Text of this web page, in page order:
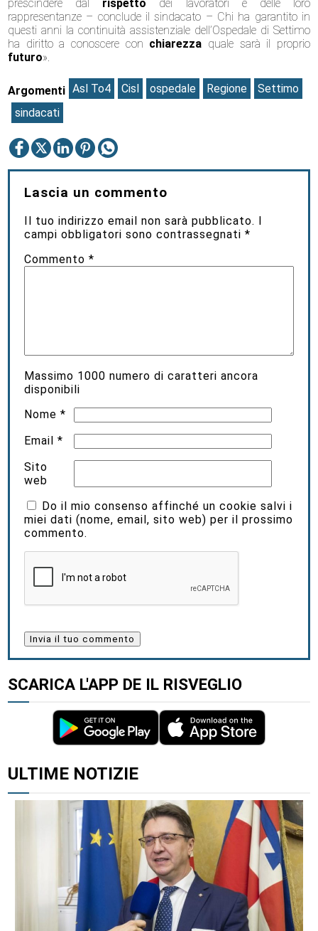
prescindere dal rispetto dei lavoratori e delle loro
rappresentanze – conclude il sindacato – Chi ha garantito in
questi anni la continuità assistenziale dell’Ospedale di Settimo
ha diritto a conoscere con chiarezza quale sarà il proprio
futuro».
Argomenti Asl To4 Cisl ospedale Regione
Settimo
sindacati
Lascia un commento
Il tuo indirizzo email non sarà pubblicato. I
campi obbligatori sono contrassegnati*
Commento*
Massimo 1000 numero di caratteri ancora
disponibili
Nome*
Email*
Sito
web
Do il mio consenso affinché un cookie salvi i
miei dati (nome, email, sito web) per il prossimo
commento.
SCARICA L'APP DE IL RISVEGLIO
ALTRI ARTICOLI DI QUESTO AUTORE